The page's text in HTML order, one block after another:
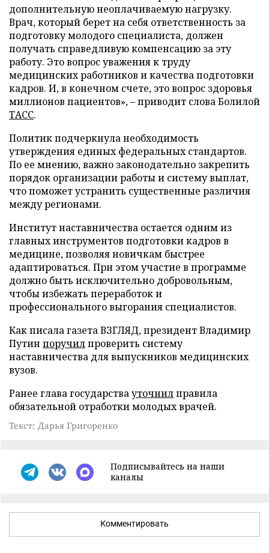
дополнительную неоплачиваемую нагрузку.
Врач, который берет на себя ответственность за
подготовку молодого специалиста, должен
получать справедливую компенсацию за эту
работу. Это вопрос уважения к труду
медицинских работников и качества подготовки
кадров. И, в конечном счете, это вопрос здоровья
миллионов пациентов», – приводит слова Болилой
ТАСС.
Политик подчеркнула необходимость
утверждения единых федеральных стандартов.
По ее мнению, важно законодательно закрепить
порядок организации работы и систему выплат,
что поможет устранить существенные различия
между регионами.
Институт наставничества остается одним из
главных инструментов подготовки кадров в
медицине, позволяя новичкам быстрее
адаптироваться. При этом участие в программе
должно быть исключительно добровольным,
чтобы избежать переработок и
профессионального выгорания специалистов.
Как писала газета ВЗГЛЯД, президент Владимир
Путин поручилпроверить систему
наставничества для выпускников медицинских
вузов.
Ранее глава государствауточнилправила
обязательной отработки молодых врачей.
Текст: Дарья Григоренко
Подписывайтесь на наши
каналы
Комментировать